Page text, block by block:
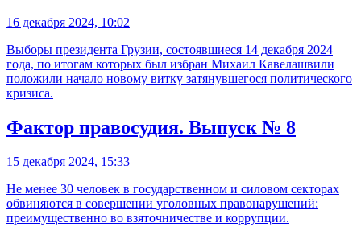
16 декабря 2024, 10:02
Выборы президента Грузии, состоявшиеся 14 декабря 2024
года, по итогам которых был избран Михаил Кавелашвили
положили начало новому витку затянувшегося политического
кризиса.
Фактор правосудия. Выпуск № 8
15 декабря 2024, 15:33
Не менее 30 человек в государственном и силовом секторах
обвиняются в совершении уголовных правонарушений:
преимущественно во взяточничестве и коррупции.